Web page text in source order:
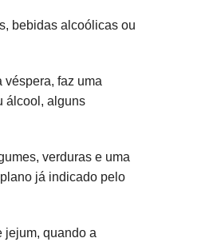
bebidas alcoólicas ou
véspera, faz uma
álcool, alguns
verduras e uma
já indicado pelo
jejum, quando a